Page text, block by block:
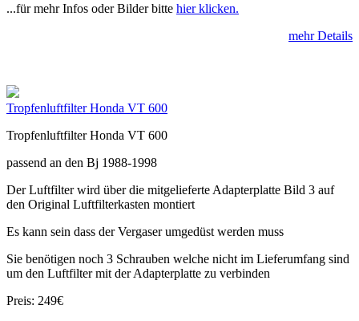
...für mehr Infos oder Bilder bitte hier klicken.
mehr Details
Tropfenluftfilter Honda VT 600
Tropfenluftfilter Honda VT 600
passend an den Bj 1988-1998
Der Luftfilter wird über die mitgelieferte Adapterplatte Bild 3 auf
den Original Luftfilterkasten montiert
Es kann sein dass der Vergaser umgedüst werden muss
Sie benötigen noch 3 Schrauben welche nicht im Lieferumfang sind
um den Luftfilter mit der Adapterplatte zu verbinden
Preis: 249€